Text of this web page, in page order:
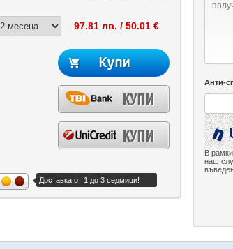
97.81 лв. / 50.01 €
Доставка от 1 до 3 седмици!
Анти-
В
наш